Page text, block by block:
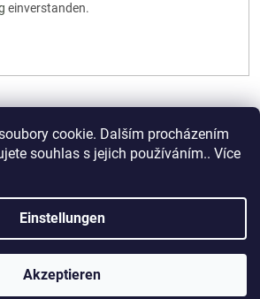
cookie. Dalším procházením
souhlas s jejich používáním.. Více
Einstellungen
Akzeptieren
einverstanden.
Einstellungen ändern